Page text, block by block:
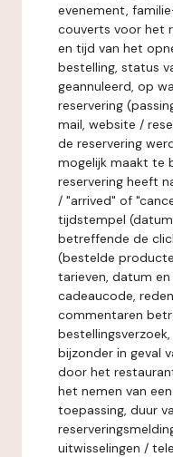
evenement,
couverts voor het
en tijd van het
bestelling, status
geannuleerd, op
reservering
mail, website /
de reservering
mogelijk maakt te
reservering heeft
/ "arrived" of
tijdstempel
betreffende de
(bestelde
tarieven, datum en
cadeaucode,
commentaren
bijzonder in geval
door het
het nemen van
toepassing, duur
uitwisselingen /